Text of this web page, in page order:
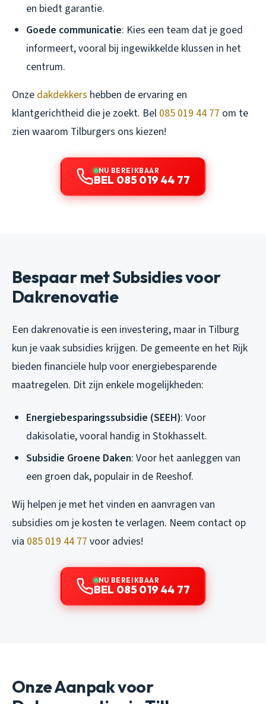
en biedt garantie.
Goede communicatie: Kies een team dat je goed
informeert, vooral bij ingewikkelde klussen in het
centrum.
Onze dakdekkers hebben de ervaring en
klantgerichtheid die je zoekt. Bel 085 019 44 77 om te
zien waarom Tilburgers ons kiezen!
NU BEREIKBAAR
BEL 085 019 44 77
Bespaar met Subsidies voor
Dakrenovatie
Een dakrenovatie is een investering, maar in Tilburg
kun je vaak subsidies krijgen. De gemeente en het Rijk
bieden financiële hulp voor energiebesparende
maatregelen. Dit zijn enkele mogelijkheden:
Energiebesparingssubsidie (SEEH): Voor
dakisolatie, vooral handig in Stokhasselt.
Subsidie Groene Daken: Voor het aanleggen van
een groen dak, populair in de Reeshof.
Wij helpen je met het vinden en aanvragen van
subsidies om je kosten te verlagen. Neem contact op
via 085 019 44 77 voor advies!
NU BEREIKBAAR
BEL 085 019 44 77
Onze Aanpak voor